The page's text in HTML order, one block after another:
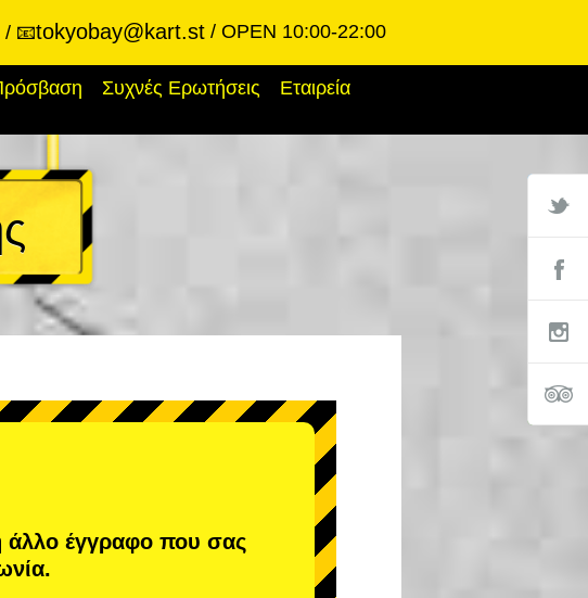
📧tokyobay@kart.st OPEN 10:00-22:00
Συχνές Ερωτήσεις
Εταιρεία
άλλο έγγραφο που σας